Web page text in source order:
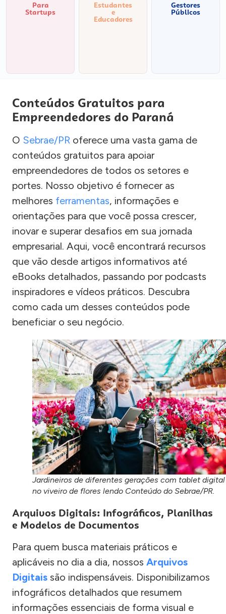
Para
Startups
Estudantes
e
Educadores
Gestores
Públicos
Conteúdos Gratuitos para
Empreendedores do Paraná
O Sebrae/PR oferece uma vasta gama de
conteúdos gratuitos para apoiar
empreendedores de todos os setores e
portes. Nosso objetivo é fornecer as
melhores ferramentas, informações e
orientações para que você possa crescer,
inovar e superar desafios em sua jornada
empresarial. Aqui, você encontrará recursos
que vão desde artigos informativos até
eBooks detalhados, passando por podcasts
inspiradores e vídeos práticos. Descubra
como cada um desses conteúdos pode
beneficiar o seu negócio.
Jardineiros de diferentes gerações com tablet digital
no viveiro de flores lendo Conteúdo do Sebrae/PR.
Arquivos Digitais: Infográficos, Planilhas
e Modelos de Documentos
Para quem busca materiais práticos e
aplicáveis no dia a dia, nossos Arquivos
Digitais são indispensáveis. Disponibilizamos
infográficos detalhados que resumem
informações essenciais de forma visual e